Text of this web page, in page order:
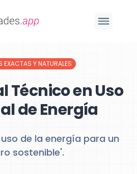
EXACTAS Y NATURALES
Técnico en Uso
de Energía
de la energía para un
sostenible'.